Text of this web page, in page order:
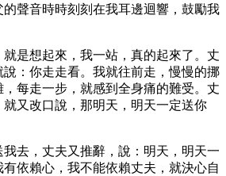
的聲音時時刻刻在我耳邊迴響，鼓勵我
是想起來，我一站，真的起來了。丈
：你走走看。我就往前走，慢慢的挪
每走一步，就感到全身痛的難受。丈
又改口說，那明天，明天一定送你
去，丈夫又推辭，說：明天，明天一
依賴心，我不能依賴丈夫，就決心自